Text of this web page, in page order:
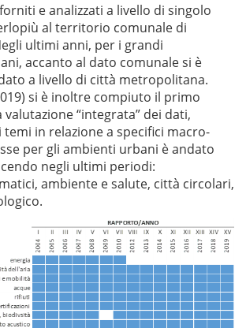
e analizzati a livello di singolo
al territorio comunale di
ultimi anni, per i grandi
accanto al dato comunale si è
a livello di città metropolitana.
si è inoltre compiuto il primo
“integrata” dei dati,
in relazione a specifici macro-
per gli ambienti urbani è andato
negli ultimi periodi:
ambiente e salute, città circolari,